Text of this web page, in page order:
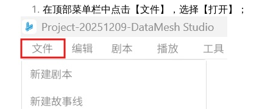
在顶部菜单栏中点击【文件】，选择【打开】；